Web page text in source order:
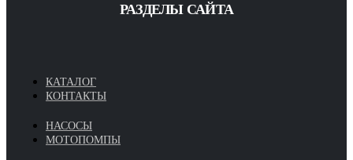
РАЗДЕЛЫ САЙТА
КАТАЛОГ
КОНТАКТЫ
НАСОСЫ
МОТОПОМПЫ